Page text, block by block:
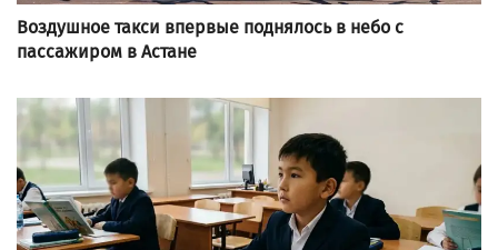
Воздушное такси впервые поднялось в небо с
пассажиром в Астане